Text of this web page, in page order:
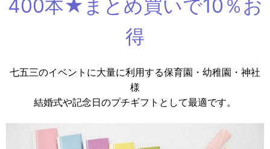
400本★まとめ買いで10％お
得
七五三のイベントに大量に利用する保育園・幼稚園・神社
様
結婚式や記念日のプチギフトとして最適です。